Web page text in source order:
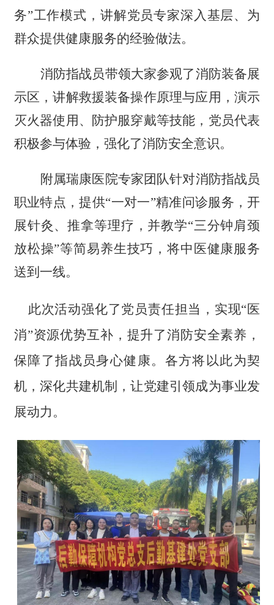
务”工作模式，讲解党员专家深入基层、为
群众提供健康服务的经验做法。
消防指战员带领大家参观了消防装备展
示区，讲解救援装备操作原理与应用，演示
灭火器使用、防护服穿戴等技能，党员代表
积极参与体验，强化了消防安全意识。
附属瑞康医院专家团队针对消防指战员
职业特点，提供“一对一”精准问诊服务，开
展针灸、推拿等理疗，并教学“三分钟肩颈
放松操”等简易养生技巧，将中医健康服务
送到一线。
此次活动强化了党员责任担当，实现“医
消”资源优势互补，提升了消防安全素养，
保障了指战员身心健康。各方将以此为契
机，深化共建机制，让党建引领成为事业发
展动力。